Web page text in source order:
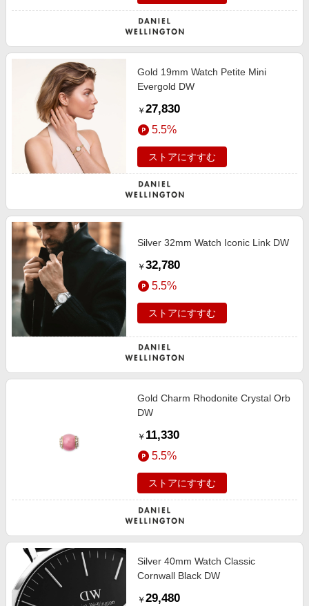
Gold 19mm Watch Petite Mini
Evergold DW
￥ 27,830
5.5%
ストアにすすむ
Silver 32mm Watch Iconic Link DW
￥ 32,780
5.5%
ストアにすすむ
Gold Charm Rhodonite Crystal Orb
DW
￥ 11,330
5.5%
ストアにすすむ
Silver 40mm Watch Classic
Cornwall Black DW
￥ 29,480